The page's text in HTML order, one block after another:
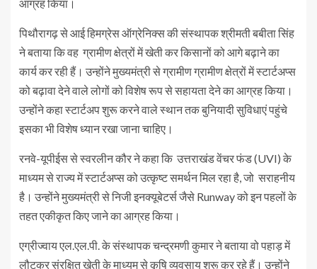
आग्रह किया।
पिथौरागढ़ से आई हिमग्रेस ऑग्रेनिक्स की संस्थापक श्रीमती बबीता सिंह
ने बताया कि वह ग्रामीण क्षेत्रों में खेती कर किसानों को आगे बढ़ाने का
कार्य कर रही हैं। उन्होंने मुख्यमंत्री से ग्रामीण ग्रामीण क्षेत्रों में स्टार्टअप्स
को बढ़ावा देने वाले लोगों को विशेष रूप से सहायता देने का आग्रह किया।
उन्होंने कहा स्टार्टअप शुरू करने वाले स्थान तक बुनियादी सुविधाएं पहुंचे
इसका भी विशेष ध्यान रखा जाना चाहिए।
रनवे-यूपीईस से स्वरलीन कौर ने कहा कि उत्तराखंड वेंचर फंड (UVI) के
माध्यम से राज्य में स्टार्टअप्स को उत्कृष्ट समर्थन मिल रहा है, जो सराहनीय
है। उन्होंने मुख्यमंत्री से निजी इनक्यूबेटर्स जैसे Runway को इन पहलों के
तहत एकीकृत किए जाने का आग्रह किया।
एग्रीज्वाय एल.एल.पी. के संस्थापक चन्द्रमणी कुमार ने बताया वो पहाड़ में
लौटकर संरक्षित खेती के माध्यम से कृषि व्यवसाय शुरू कर रहे हैं। उन्होंने